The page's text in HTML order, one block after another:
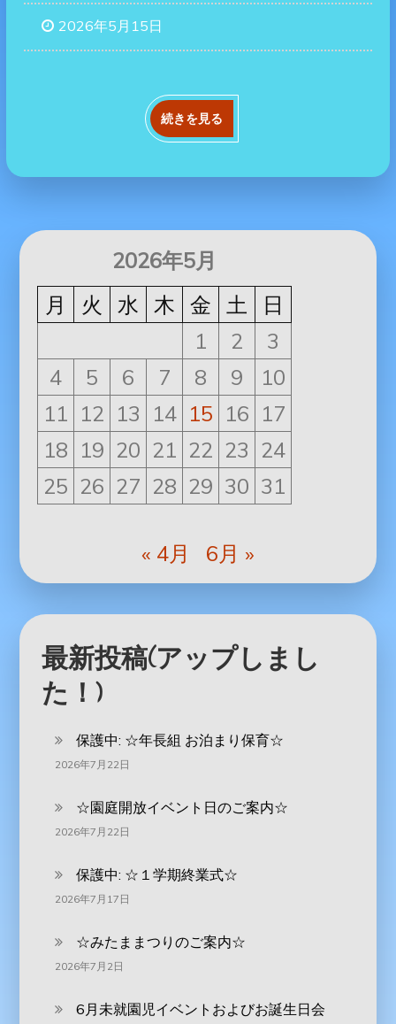
2026年5月15日
続きを見る
2026年5月
月
火 水 木 金 土
日
1
2
3
4
5 6 7 8 9
10
11 12 13 14 15 16 17
18 19 20 21 22 23 24
25 26 27 28 29 30 31
« 4月 6月 »
最新投稿(アップしまし
た！)
保護中: ‪☆年長組 お泊まり保育☆
2026年7月22日
☆園庭開放イベント日のご案内☆
2026年7月22日
保護中: ☆１学期終業式☆
2026年7月17日
☆みたままつりのご案内☆
2026年7月2日
6月未就園児イベントおよびお誕生日会